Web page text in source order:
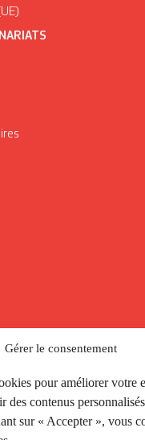
Gérer le consentement
pour améliorer votre
des contenus
sur « Accepter », vous
vente
Côté Courrier